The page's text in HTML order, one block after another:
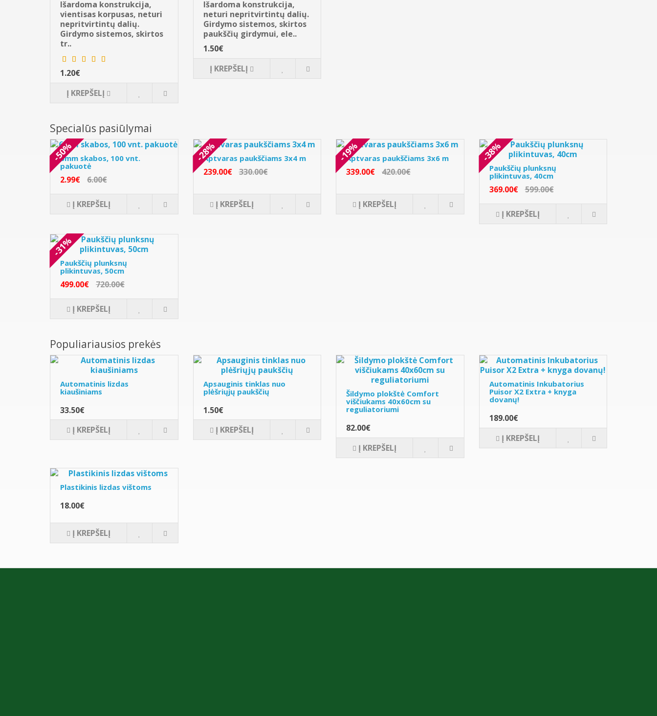
Išardoma konstrukcija,
vientisas korpusas, neturi
nepritvirtintų dalių.
Girdymo sistemos, skirtos
tr..
1.20€
Į KREPŠELĮ
Išardoma konstrukcija,
neturi nepritvirtintų dalių.
Girdymo sistemos, skirtos
paukščių girdymui, ele..
1.50€
Į KREPŠELĮ
Specialūs pasiūlymai
-50%
6mm skabos, 100 vnt.
pakuotė
2.99€ 6.00€
Į KREPŠELĮ
-28%
Aptvaras paukščiams 3x4 m
239.00€ 330.00€
Į KREPŠELĮ
-19%
Aptvaras paukščiams 3x6 m
339.00€ 420.00€
Į KREPŠELĮ
-38%
Paukščių plunksnų
plikintuvas, 40cm
369.00€ 599.00€
Į KREPŠELĮ
-31%
Paukščių plunksnų
plikintuvas, 50cm
499.00€ 720.00€
Į KREPŠELĮ
Populiariausios prekės
Automatinis lizdas
kiaušiniams
33.50€
Į KREPŠELĮ
Apsauginis tinklas nuo
plėšriųjų paukščių
1.50€
Į KREPŠELĮ
Šildymo plokštė Comfort
viščiukams 40x60cm su
reguliatoriumi
82.00€
Į KREPŠELĮ
Automatinis Inkubatorius
Puisor X2 Extra + knyga
dovanų!
189.00€
Į KREPŠELĮ
Plastikinis lizdas vištoms
18.00€
Į KREPŠELĮ